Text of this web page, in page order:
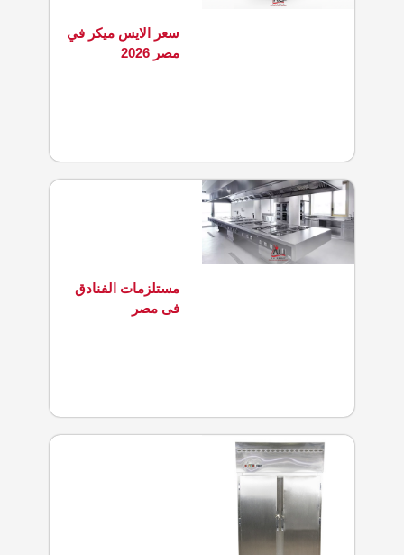
سعر الايس ميكر في
مصر 2026
مستلزمات الفنادق
فى مصر